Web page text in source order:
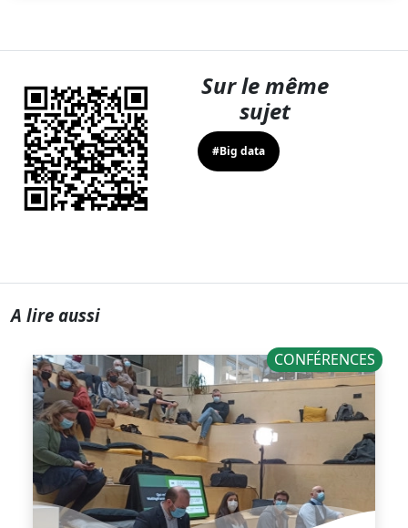
Sur le même
sujet
#Big data
A lire aussi
CONFÉRENCES